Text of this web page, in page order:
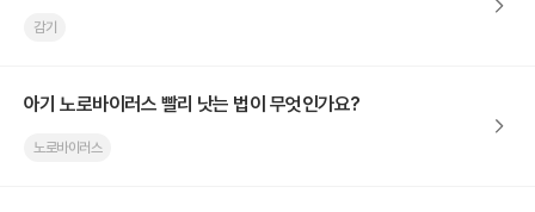
감기
아기 노로바이러스 빨리 낫는 법이 무엇인가요?
노로바이러스